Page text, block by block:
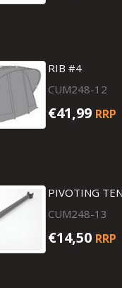
RIB #4
CUM248-12
€41,99 RRP
PIVOTING
CUM248-13
€14,50 RRP